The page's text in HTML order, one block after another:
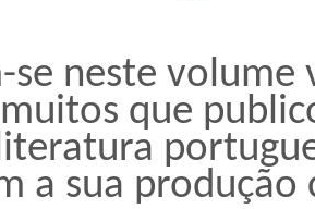
se neste
que
a sua produção